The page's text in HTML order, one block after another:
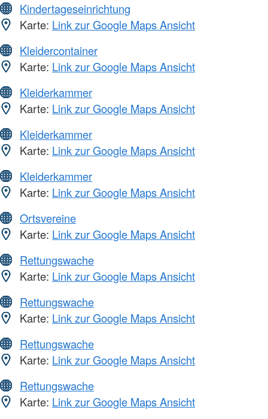
Kindertageseinrichtung
Karte: Link zur Google Maps Ansicht
Kleidercontainer
Karte: Link zur Google Maps Ansicht
Kleiderkammer
Karte: Link zur Google Maps Ansicht
Kleiderkammer
Karte: Link zur Google Maps Ansicht
Kleiderkammer
Karte: Link zur Google Maps Ansicht
Ortsvereine
Karte: Link zur Google Maps Ansicht
Rettungswache
Karte: Link zur Google Maps Ansicht
Rettungswache
Karte: Link zur Google Maps Ansicht
Rettungswache
Karte: Link zur Google Maps Ansicht
Rettungswache
Karte: Link zur Google Maps Ansicht